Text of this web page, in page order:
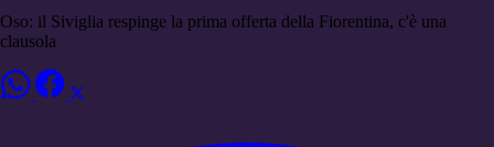
Oso: il Siviglia respinge la prima offerta della Fiorentina, c'è una
clausola